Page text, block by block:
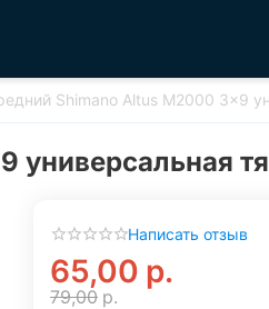
Shimano Altus M2000 3x9
Написать отзыв
65,00 р.
79,00 р.